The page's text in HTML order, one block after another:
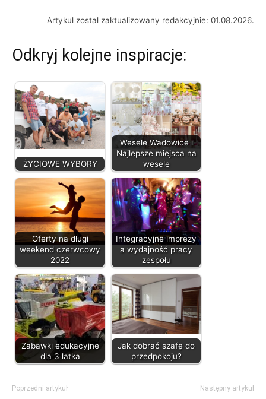
Artykuł został zaktualizowany redakcyjnie: 01.08.2026.
Odkryj kolejne inspiracje:
ŻYCIOWE WYBORY
Wesele Wadowice i
Najlepsze miejsca na
wesele
Oferty na długi
weekend czerwcowy
2022
Integracyjne imprezy
a wydajność pracy
zespołu
Zabawki edukacyjne
dla 3 latka
Jak dobrać szafę do
przedpokoju?
Poprzedni artykuł Następny artykuł